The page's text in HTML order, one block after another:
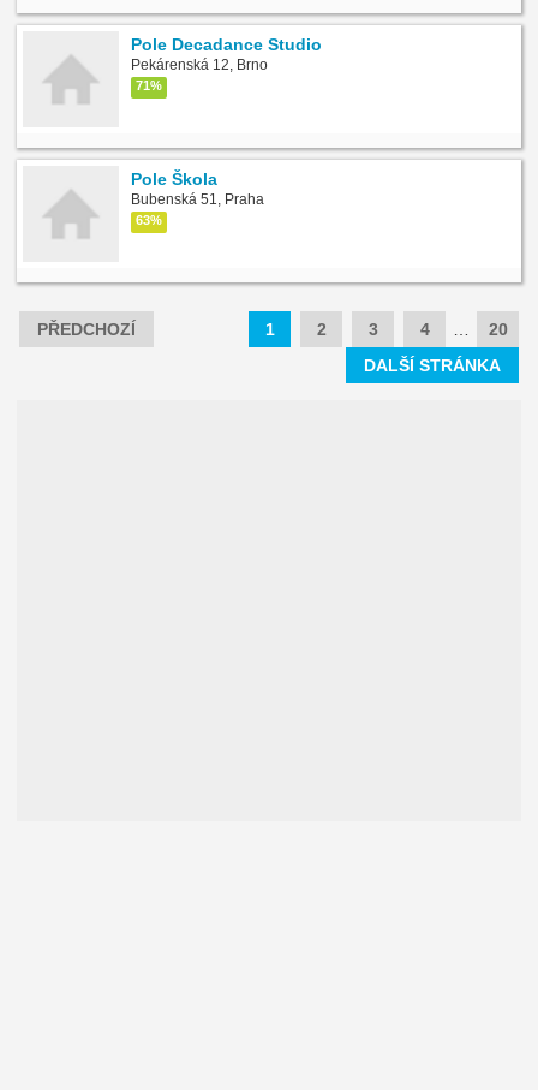
Pole Decadance Studio
Pekárenská 12, Brno
71%
Pole Škola
Bubenská 51, Praha
63%
PŘEDCHOZÍ 1 2 3 4
20
DALŠÍ STRÁNKA